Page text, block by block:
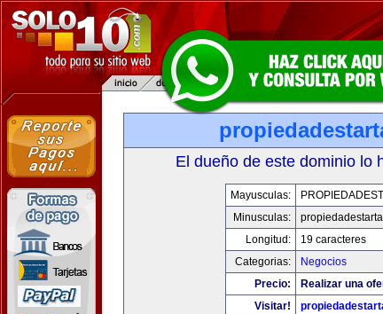
El dueño de este dominio lo
Mayusculas:
Minusculas:
Longitud:
19 caracteres
Categorias:
Negocios
Precio:
Realizar una
Visitar!